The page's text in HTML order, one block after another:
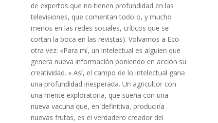
de expertos que no tienen profundidad en las
televisiones, que comentan todo o, y mucho
menos en las redes sociales, críticos que se
cortan la boca en las revistas). Volvamos a Eco
otra vez: «Para mí, un intelectual es alguien que
genera nueva información poniendo en acción su
creatividad. » Así, el campo de lo intelectual gana
una profundidad inesperada. Un agricultor con
una mente exploratoria, que sueña con una
nueva vacuna que, en definitiva, produciría
nuevas frutas, es el verdadero creador del